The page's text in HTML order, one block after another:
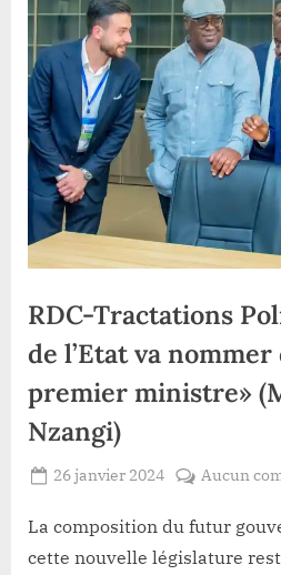
RDC-Tractations
de l’Etat va
premier ministre»
Nzangi)
Posted
26 janvier 2024
Lacloche
Aucun
La composition du futur
cette nouvelle législature